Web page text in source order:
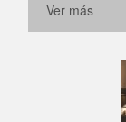
Ver más